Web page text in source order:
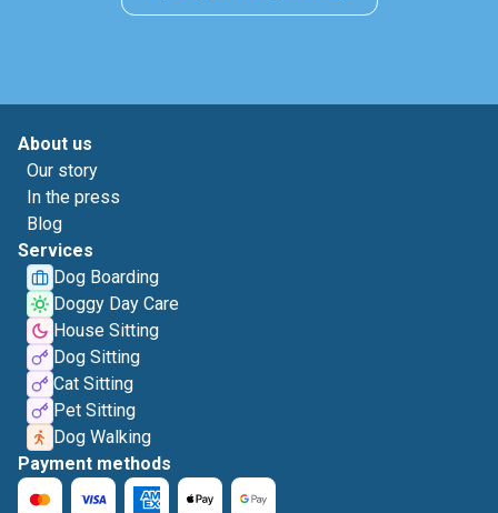
About us
Our story
In the press
Blog
Services
Dog Boarding
Doggy Day Care
House Sitting
Dog Sitting
Cat Sitting
Pet Sitting
Dog Walking
Payment methods